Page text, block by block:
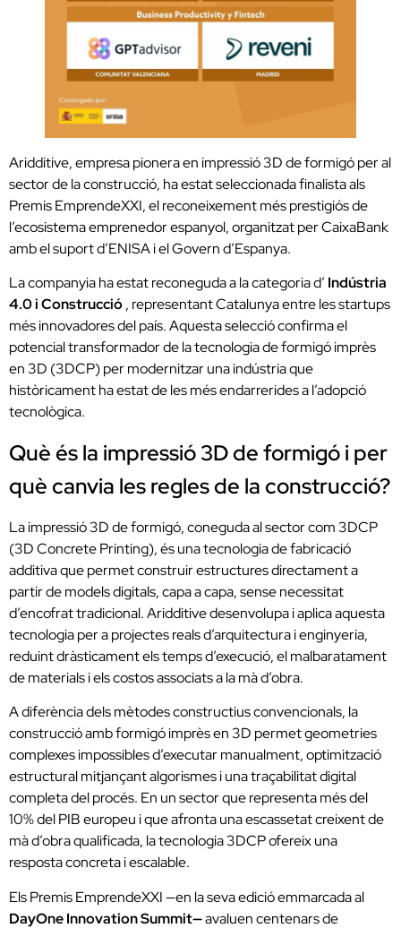
Aridditive, empresa pionera en impressió 3D de formigó per al
sector de la construcció, ha estat seleccionada finalista als
Premis EmprendeXXI, el reconeixement més prestigiós de
l’ecosistema emprenedor espanyol, organitzat per CaixaBank
amb el suport d’ENISA i el Govern d’Espanya.
La companyia ha estat reconeguda a la categoria d’ Indústria
4.0 i Construcció, representant Catalunya entre les startups
més innovadores del país. Aquesta selecció confirma el
potencial transformador de la tecnologia de formigó imprès
en 3D (3DCP) per modernitzar una indústria que
històricament ha estat de les més endarrerides a l’adopció
tecnològica.
Què és la impressió 3D de formigó i per
què canvia les regles de la construcció?
La impressió 3D de formigó, coneguda al sector com 3DCP
(3D Concrete Printing), és una tecnologia de fabricació
additiva que permet construir estructures directament a
partir de models digitals, capa a capa, sense necessitat
d’encofrat tradicional. Aridditive desenvolupa i aplica aquesta
tecnologia per a projectes reals d’arquitectura i enginyeria,
reduint dràsticament els temps d’execució, el malbaratament
de materials i els costos associats a la mà d’obra.
A diferència dels mètodes constructius convencionals, la
construcció amb formigó imprès en 3D permet geometries
complexes impossibles d’executar manualment, optimització
estructural mitjançant algorismes i una traçabilitat digital
completa del procés. En un sector que representa més del
10% del PIB europeu i que afronta una escassetat creixent de
mà d’obra qualificada, la tecnologia 3DCP ofereix una
resposta concreta i escalable.
Els Premis EmprendeXXI —en la seva edició emmarcada al
DayOne Innovation Summit—avaluen centenars de